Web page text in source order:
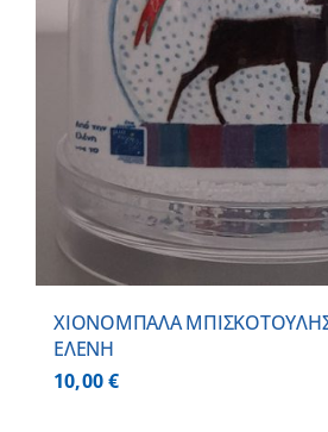
ΧΙΟΝΟΜΠΑΛΑ ΜΠΙΣΚΟΤΟΥΛΗΣ
ΕΛΕΝΗ
10,00€